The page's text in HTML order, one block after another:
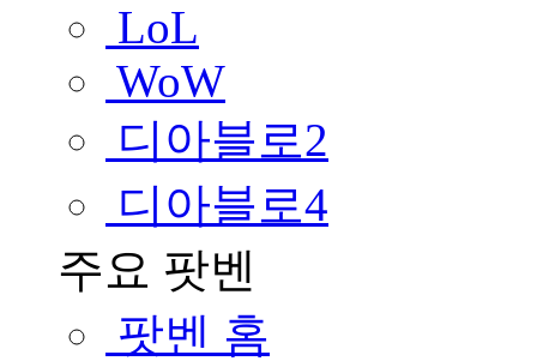
LoL
WoW
디아블로2
디아블로4
주요 팟벤
팟벤 홈